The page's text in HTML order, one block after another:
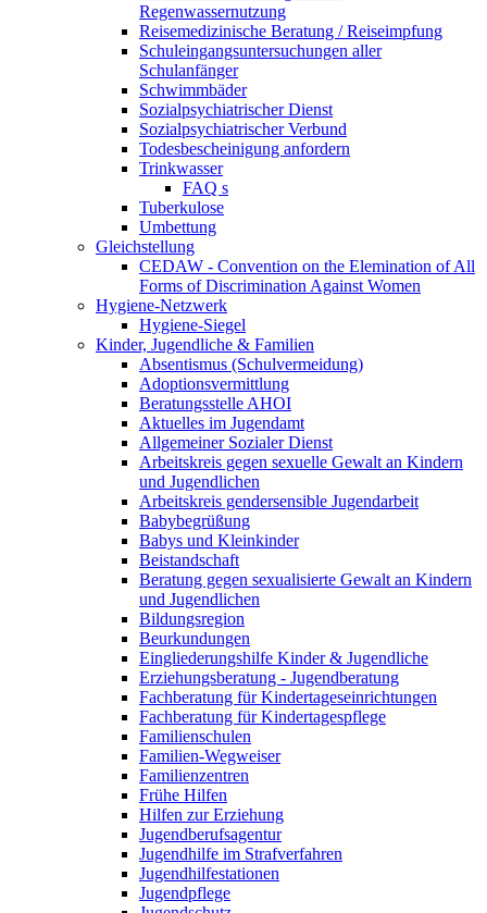
Regenwassernutzung
Reisemedizinische Beratung / Reiseimpfung
Schuleingangsuntersuchungen aller
Schulanfänger
Schwimmbäder
Sozialpsychiatrischer Dienst
Sozialpsychiatrischer Verbund
Todesbescheinigung anfordern
Trinkwasser
FAQ s
Tuberkulose
Umbettung
Gleichstellung
CEDAW - Convention on the Elemination of All
Forms of Discrimination Against Women
Hygiene-Netzwerk
Hygiene-Siegel
Kinder, Jugendliche & Familien
Absentismus (Schulvermeidung)
Adoptionsvermittlung
Beratungsstelle AHOI
Aktuelles im Jugendamt
Allgemeiner Sozialer Dienst
Arbeitskreis gegen sexuelle Gewalt an Kindern
und Jugendlichen
Arbeitskreis gendersensible Jugendarbeit
Babybegrüßung
Babys und Kleinkinder
Beistandschaft
Beratung gegen sexualisierte Gewalt an Kindern
und Jugendlichen
Bildungsregion
Beurkundungen
Eingliederungshilfe Kinder & Jugendliche
Erziehungsberatung - Jugendberatung
Fachberatung für Kindertageseinrichtungen
Fachberatung für Kindertagespflege
Familienschulen
Familien-Wegweiser
Familienzentren
Frühe Hilfen
Hilfen zur Erziehung
Jugendberufsagentur
Jugendhilfe im Strafverfahren
Jugendhilfestationen
Jugendpflege